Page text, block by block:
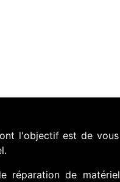
l'objectif est de
réparation de